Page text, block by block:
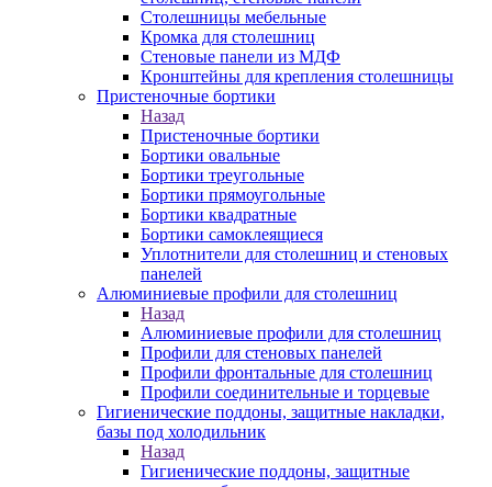
Столешницы мебельные
Кромка для столешниц
Стеновые панели из МДФ
Кронштейны для крепления столешницы
Пристеночные бортики
Назад
Пристеночные бортики
Бортики овальные
Бортики треугольные
Бортики прямоугольные
Бортики квадратные
Бортики самоклеящиеся
Уплотнители для столешниц и стеновых
панелей
Алюминиевые профили для столешниц
Назад
Алюминиевые профили для столешниц
Профили для стеновых панелей
Профили фронтальные для столешниц
Профили соединительные и торцевые
Гигиенические поддоны, защитные накладки,
базы под холодильник
Назад
Гигиенические поддоны, защитные